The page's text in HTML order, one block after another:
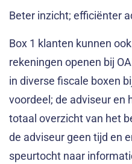
Beter inzicht; efficiënter
Box 1 klanten kunnen
rekeningen openen bij
in diverse fiscale boxen
voordeel; de adviseur en
totaal overzicht van het
de adviseur geen tijd en
speurtocht naar